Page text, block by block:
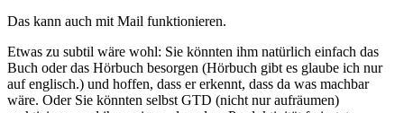
Das kann auch mit Mail funktionieren.
Etwas zu subtil wäre wohl: Sie könnten ihm natürlich einfach das
Buch oder das Hörbuch besorgen (Hörbuch gibt es glaube ich nur
auf englisch.) und hoffen, dass er erkennt, dass da was machbar
wäre. Oder Sie könnten selbst GTD (nicht nur aufräumen)